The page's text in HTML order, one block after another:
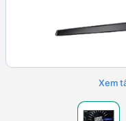
Xem